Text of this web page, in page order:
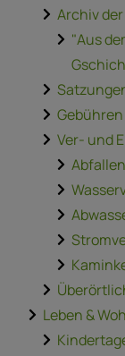
Archiv
"Aus
Ver- und
Leben &